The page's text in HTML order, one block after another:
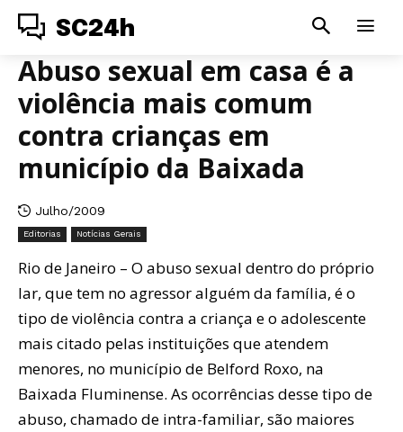
SC24h
Abuso sexual em casa é a
violência mais comum
contra crianças em
município da Baixada
Julho/2009
Editorias Notícias Gerais
Rio de Janeiro – O abuso sexual dentro do próprio
lar, que tem no agressor alguém da família, é o
tipo de violência contra a criança e o adolescente
mais citado pelas instituições que atendem
menores, no município de Belford Roxo, na
Baixada Fluminense. As ocorrências desse tipo de
abuso, chamado de intra-familiar, são maiores